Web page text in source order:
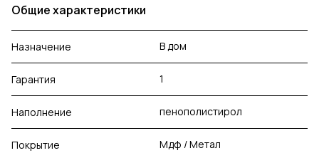
Общие характеристики
Назначение В дом
Гарантия 1
Наполнение пенополистирол
Покрытие Мдф / Метал